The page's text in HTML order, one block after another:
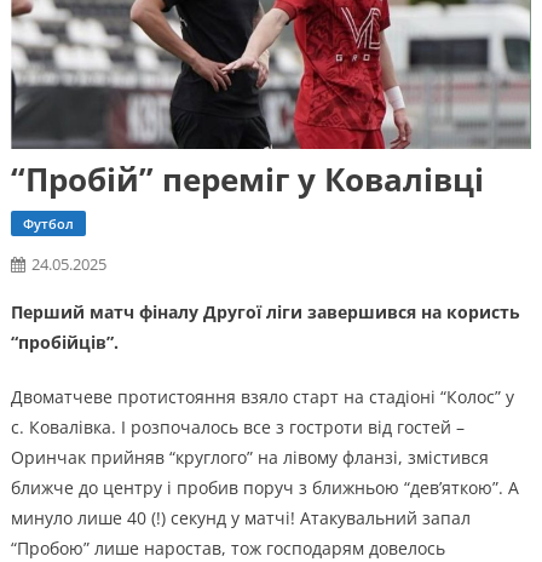
“Пробій” переміг у Ковалівці
Футбол
24.05.2025
Перший матч фіналу Другої ліги завершився на користь
“пробійців”.
Двоматчеве протистояння взяло старт на стадіоні “Колос” у
с. Ковалівка. І розпочалось все з гостроти від гостей –
Оринчак прийняв “круглого” на лівому фланзі, змістився
ближче до центру і пробив поруч з ближньою “дев’яткою”. А
минуло лише 40 (!) секунд у матчі! Атакувальний запал
“Пробою” лише наростав, тож господарям довелось